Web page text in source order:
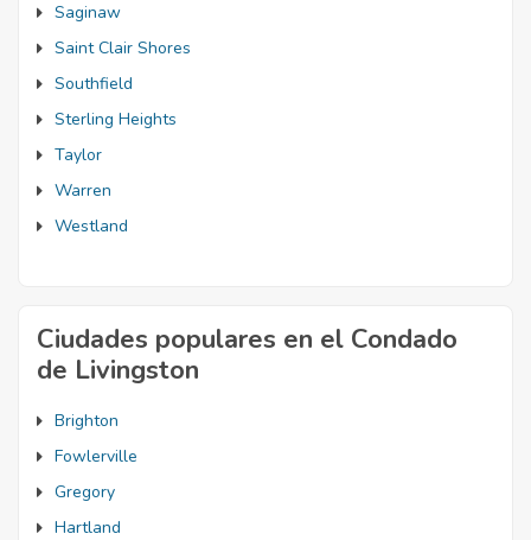
Saginaw
Saint Clair Shores
Southfield
Sterling Heights
Taylor
Warren
Westland
Ciudades populares en el Condado
de Livingston
Brighton
Fowlerville
Gregory
Hartland